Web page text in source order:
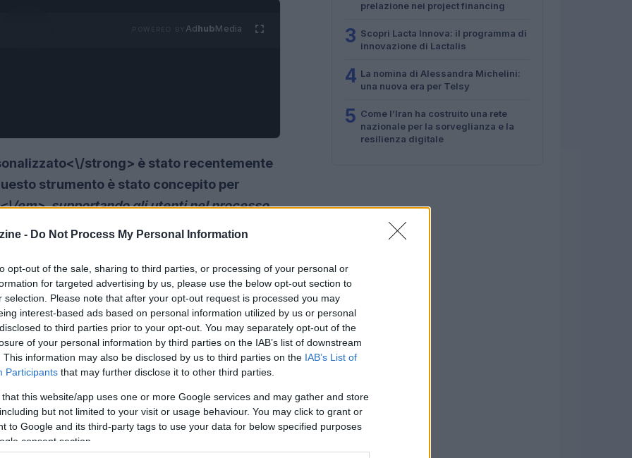
- Do Not Process My Personal Information
opt-out of the sale, sharing to third parties, or processing of your personal or
for targeted advertising by us, please use the below opt-out section to
selection. Please note that after your opt-out request is processed you may
interest-based ads based on personal information utilized by us or personal
to third parties prior to your opt-out. You may separately opt-out of the
of your personal information by third parties on the IAB’s list of downstream
This information may also be disclosed by us to third parties on the IAB’s List of
Participants that may further disclose it to other third parties.
that this website/app uses one or more Google services and may gather and store
but not limited to your visit or usage behaviour. You may click to grant or
to Google and its third-party tags to use your data for below specified purposes
consent section.
AdhubMedia
strong> è stato recentemente
strumento è stato concepito per
em>, supportando gli utenti nel processo
oltre dieci anni. Attraverso un approccio
di
prelazione nei project financing
3 Scopri Lacta Innova: il programma di
innovazione di Lactalis
4 La nomina di Alessandra Michelini:
una nuova era per Telsy
5 Come l’Iran ha costruito una rete
nazionale per la sorveglianza e la
resilienza digitale